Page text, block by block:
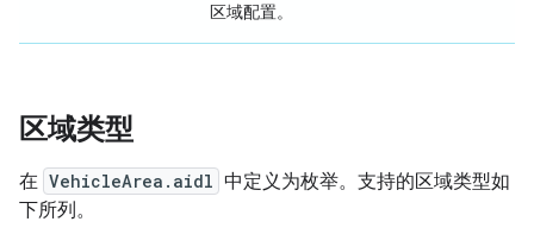
区域配置。
区域类型
在 VehicleArea.aidl 中定义为枚举。支持的区域类型如
下所列。